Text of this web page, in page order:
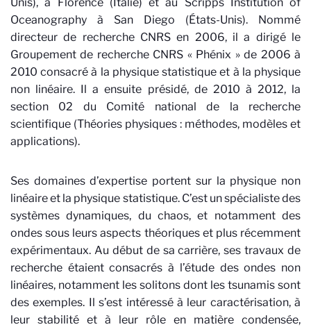
Oceanography à San Diego (États-Unis). Nommé
directeur de recherche CNRS en 2006, il a dirigé le
Groupement de recherche CNRS « Phénix » de 2006 à
2010 consacré à la physique statistique et à la physique
non linéaire. Il a ensuite présidé, de 2010 à 2012, la
section 02 du Comité national de la recherche
scientifique (Théories physiques : méthodes, modèles et
applications).
Ses domaines d’expertise portent sur la physique non
linéaire et la physique statistique. C’est un spécialiste des
systèmes dynamiques, du chaos, et notamment des
ondes sous leurs aspects théoriques et plus récemment
expérimentaux. Au début de sa carrière, ses travaux de
recherche étaient consacrés à l’étude des ondes non
linéaires, notamment les solitons dont les tsunamis sont
des exemples. Il s’est intéressé à leur caractérisation, à
leur stabilité et à leur rôle en matière condensée,